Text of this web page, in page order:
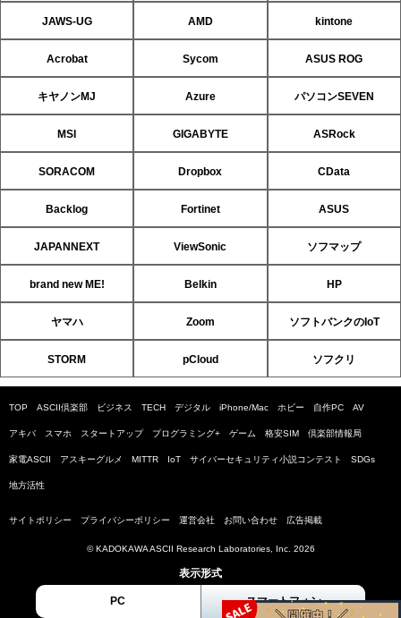
JAWS-UG AMD kintone
Acrobat Sycom ASUS ROG
キヤノンMJ Azure パソコンSEVEN
MSI GIGABYTE ASRock
SORACOM Dropbox CData
Backlog Fortinet ASUS
JAPANNEXT ViewSonic ソフマップ
brand new ME! Belkin HP
ヤマハ Zoom ソフトバンクのIoT
STORM pCloud ソフクリ
TOP ASCII倶楽部 ビジネス TECH デジタル iPhone/Mac ホビー 自作PC AV
アキバ スマホ スタートアップ プログラミング+ ゲーム 格安SIM 倶楽部情報局
家電ASCII アスキーグルメ MITTR IoT サイバーセキュリティ小説コンテスト SDGs
地方活性
サイトポリシー プライバシーポリシー 運営会社 お問い合わせ 広告掲載
© KADOKAWA ASCII Research Laboratories, Inc. 2026
表示形式
PC スマートフォン